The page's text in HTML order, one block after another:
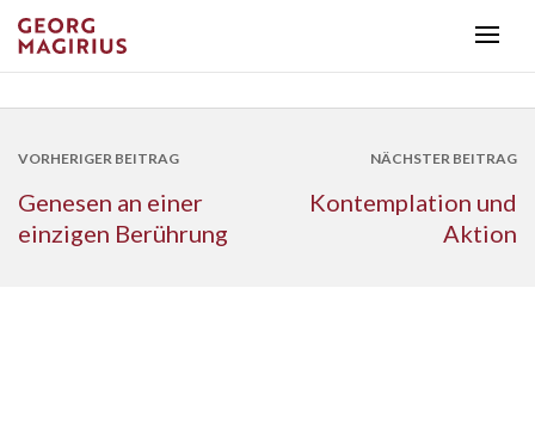
VORHERIGER BEITRAG
Genesen an einer
einzigen Berührung
NÄCHSTER BEITRAG
Kontemplation und
Aktion